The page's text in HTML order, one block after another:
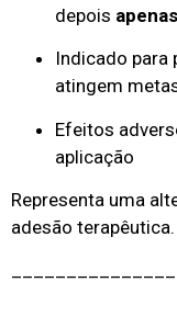
depois
Indicado para
atingem
Efeitos
aplicação
Representa uma
adesão terapêutica.